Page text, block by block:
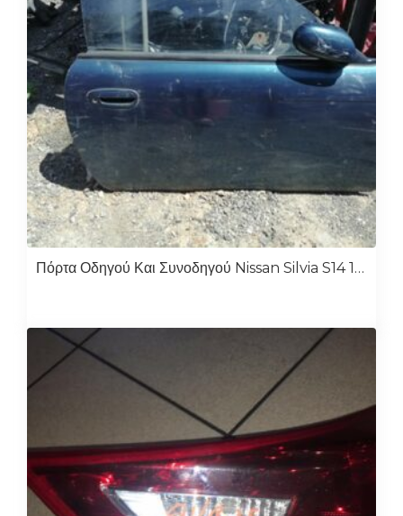
Πόρτα Οδηγού Και Συνοδηγού Nissan Silvia S14 1995